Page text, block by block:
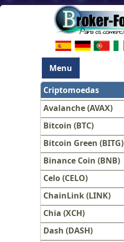
Menu
Criptomoedas
Avalanche (AVAX)
Bitcoin (BTC)
Bitcoin Green (BITG)
Binance Coin (BNB)
Celo (CELO)
ChainLink (LINK)
Chia (XCH)
Dash (DASH)